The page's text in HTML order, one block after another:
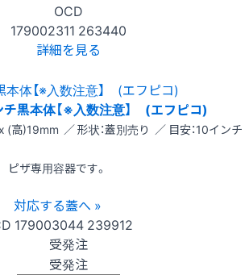
OCD
179002311 263440
詳細を見る
黒本体【※入数注意】 (エフピコ)
高)19mm ／ 形状：蓋別売り ／ 目安：10インチ
ピザ専用容器です。
対応する蓋へ »
179003044 239912
受発注
受発注